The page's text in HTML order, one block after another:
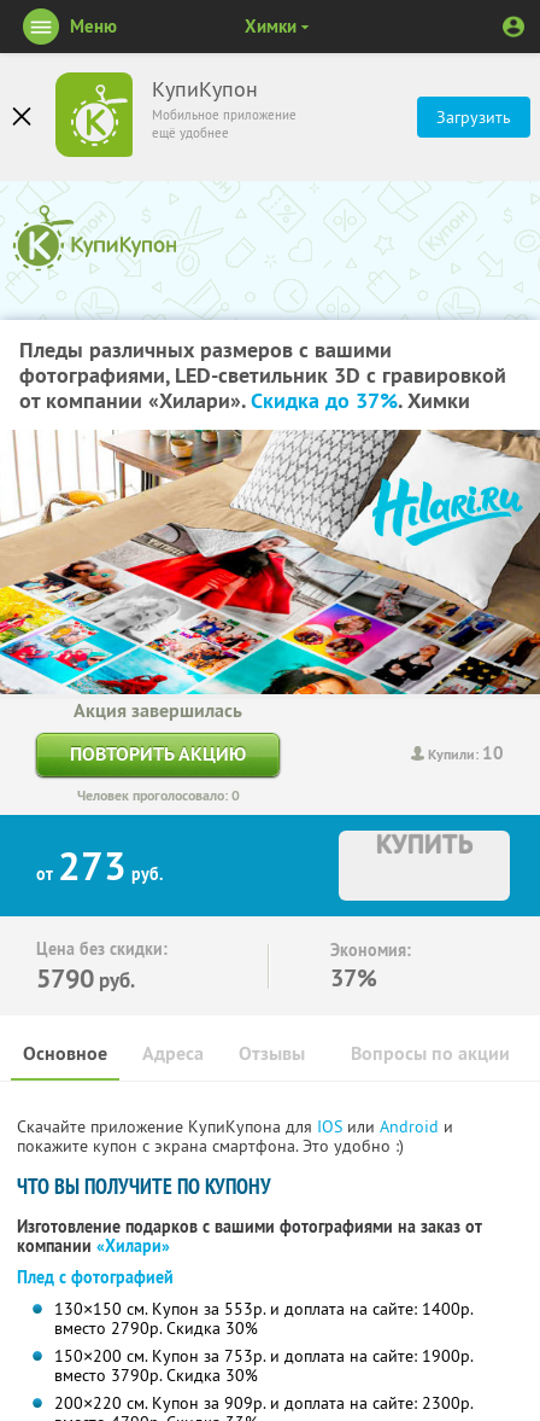
КупиКупон
Мобильное приложение
ещё удобнее
Загрузить
Меню Химки
Пледы различных размеров с вашими
фотографиями, LED-светильник 3D с гравировкой
от компании «Хилари».Скидка до 37%. Химки
Купили: 10
Акция завершилась
ПОВТОРИТЬ АКЦИЮ
Человек проголосовало: 0
от 273 руб.
КУПИТЬ
Цена без скидки:
5790 руб.
Экономия:
37%
Основное Отзывы Вопросы по акции
Адреса
Скачайте приложение КупиКупона для IOS или Android и
покажите купон с экрана смартфона. Это удобно :)
ЧТО ВЫ ПОЛУЧИТЕ ПО КУПОНУ
Изготовление подарков с вашими фотографиями на заказ от
компании «Хилари»
Плед с фотографией
130×150 см. Купон за 553р. и доплата на сайте: 1400р.
вместо 2790р.Скидка 30%
150×200 см. Купон за 753р. и доплата на сайте: 1900р.
вместо 3790р.Скидка 30%
200×220 см. Купон за 909р. и доплата на сайте: 2300р.